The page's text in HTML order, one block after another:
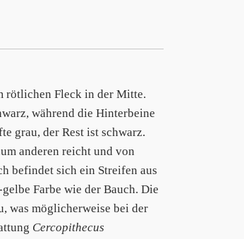
rötlichen Fleck in der Mitte.
während die Hinterbeine
grau, der Rest ist schwarz.
anderen reicht und von
befindet sich ein Streifen aus
Farbe wie der Bauch. Die
was möglicherweise bei der
Cercopithecus